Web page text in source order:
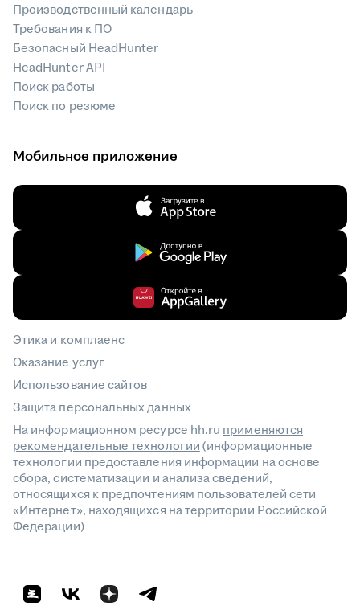
Производственный календарь
Требования к ПО
Безопасный HeadHunter
HeadHunter API
Поиск работы
Поиск по резюме
Мобильное приложение
Этика и комплаенс
Оказание услуг
Использование сайтов
Защита персональных данных
На информационном ресурсе hh.ru применяются
рекомендательные технологии(информационные
технологии предоставления информации на основе
сбора, систематизации и анализа сведений,
относящихся к предпочтениям пользователей сети
«Интернет», находящихся на территории Российской
Федерации)